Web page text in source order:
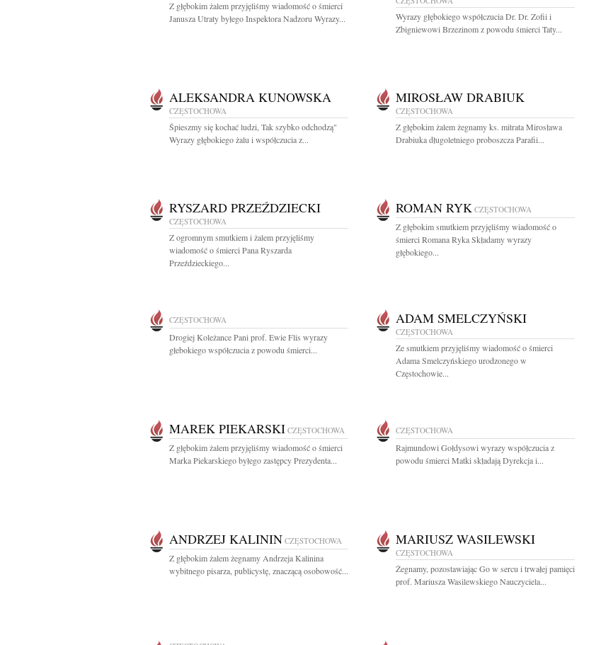
Z głębokim żalem przyjęliśmy wiadomość o śmierci
Janusza Utraty byłego Inspektora Nadzoru Wyrazy...
Wyrazy głębokiego współczucia Dr. Dr. Zofii i
Zbigniewowi Brzezinom z powodu śmierci Taty...
ALEKSANDRA KUNOWSKA
CZĘSTOCHOWA
Śpieszmy się kochać ludzi, Tak szybko odchodzą"
Wyrazy głębokiego żalu i współczucia z...
MIROSŁAW DRABIUK
CZĘSTOCHOWA
Z głębokim żalem żegnamy ks. mitrata Mirosława
Drabiuka długoletniego proboszcza Parafii...
RYSZARD PRZEŹDZIECKI
CZĘSTOCHOWA
Z ogromnym smutkiem i żalem przyjęliśmy
wiadomość o śmierci Pana Ryszarda
Przeździeckiego...
ROMAN RYK CZĘSTOCHOWA
Z głębokim smutkiem przyjęliśmy wiadomość o
śmierci Romana Ryka Składamy wyrazy
głębokiego...
CZĘSTOCHOWA
Drogiej Koleżance Pani prof. Ewie Flis wyrazy
głebokiego współczucia z powodu śmierci...
ADAM SMELCZYŃSKI
CZĘSTOCHOWA
Ze smutkiem przyjęliśmy wiadomość o śmierci
Adama Smelczyńskiego urodzonego w
Częstochowie...
MAREK PIEKARSKI CZĘSTOCHOWA
Z głębokim żalem przyjęliśmy wiadomość o śmierci
Marka Piekarskiego byłego zastępcy Prezydenta...
CZĘSTOCHOWA
Rajmundowi Gołdysowi wyrazy współczucia z
powodu śmierci Matki składają Dyrekcja i...
ANDRZEJ KALININ CZĘSTOCHOWA
Z głębokim żalem żegnamy Andrzeja Kalinina
wybitnego pisarza, publicystę, znaczącą osobowość...
MARIUSZ WASILEWSKI
CZĘSTOCHOWA
Żegnamy, pozostawiając Go w sercu i trwałej pamięci
prof. Mariusza Wasilewskiego Nauczyciela...